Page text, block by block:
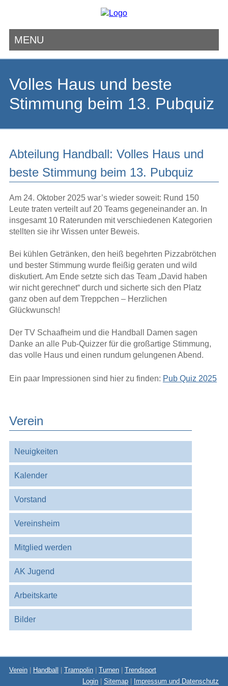
MENU
Volles Haus und beste
Stimmung beim 13. Pubquiz
Abteilung Handball: Volles Haus und
beste Stimmung beim 13. Pubquiz
Am 24. Oktober 2025 war’s wieder soweit: Rund 150
Leute traten verteilt auf 20 Teams gegeneinander an. In
insgesamt 10 Raterunden mit verschiedenen Kategorien
stellten sie ihr Wissen unter Beweis.
Bei kühlen Getränken, den heiß begehrten Pizzabrötchen
und bester Stimmung wurde fleißig geraten und wild
diskutiert. Am Ende setzte sich das Team „David haben
wir nicht gerechnet“ durch und sicherte sich den Platz
ganz oben auf dem Treppchen – Herzlichen
Glückwunsch!
Der TV Schaafheim und die Handball Damen sagen
Danke an alle Pub-Quizzer für die großartige Stimmung,
das volle Haus und einen rundum gelungenen Abend.
Ein paar Impressionen sind hier zu finden: Pub Quiz 2025
Verein
überspringen
Neuigkeiten
Kalender
Vorstand
Vereinsheim
Mitglied werden
AK Jugend
Arbeitskarte
Bilder
Verein| Handball | Trampolin| Turnen| Trendsport
Login |Sitemap | Impressum und Datenschutz